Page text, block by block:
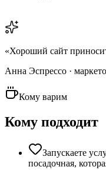
«Хороший сайт
Анна Эспрессо ·
Кому варим
Кому подходит
Запускаете
посадочная,